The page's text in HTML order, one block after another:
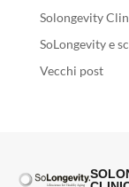
Solongevity
SoLongevity e
Vecchi post